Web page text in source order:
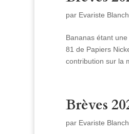
par Evariste
Bananas étant
81 de Papiers
contribution sur la
Brèves
par Evariste